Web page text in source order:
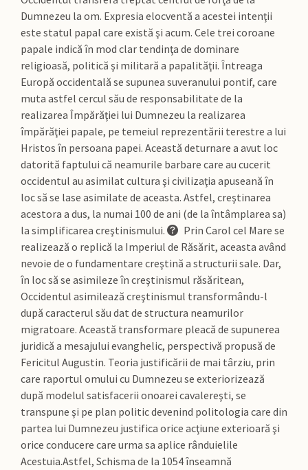
Dumnezeu la om. Expresia elocventă a acestei intenţii
este statul papal care există şi acum. Cele trei coroane
papale indică în mod clar tendinţa de dominare
religioasă, politică şi militară a papalităţii. Întreaga
Europă occidentală se supunea suveranului pontif, care
muta astfel cercul său de responsabilitate de la
realizarea Împărăţiei lui Dumnezeu la realizarea
împărăţiei papale, pe temeiul reprezentării terestre a lui
Hristos în persoana papei. Această deturnare a avut loc
datorită faptului că neamurile barbare care au cucerit
occidentul au asimilat cultura şi civilizaţia apuseană în
loc să se lase asimilate de aceasta. Astfel, creştinarea
acestora a dus, la numai 100 de ani (de la întâmplarea sa)
la simplificarea creştinismului.
Prin Carol cel Mare se
realizează o replică la Imperiul de Răsărit, aceasta având
nevoie de o fundamentare creştină a structurii sale. Dar,
în loc să se asimileze în creştinismul răsăritean,
Occidentul asimilează creştinismul transformându-l
după caracterul său dat de structura neamurilor
migratoare. Această transformare pleacă de supunerea
juridică a mesajului evanghelic, perspectivă propusă de
Fericitul Augustin. Teoria justificării de mai târziu, prin
care raportul omului cu Dumnezeu se exteriorizează
după modelul satisfacerii onoarei cavalereşti, se
transpune şi pe plan politic devenind politologia care din
partea lui Dumnezeu justifica orice acţiune exterioară şi
orice conducere care urma sa aplice rânduielile
Acestuia.Astfel, Schisma de la 1054 înseamnă